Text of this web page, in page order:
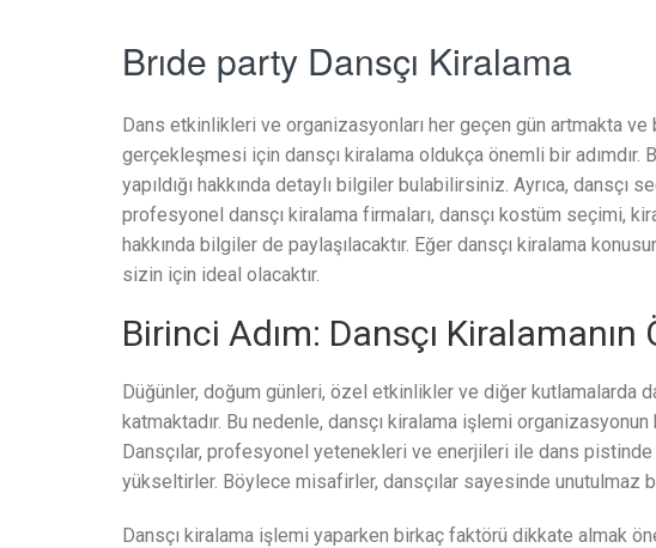
Brıde party Dansçı Kiralama
Dans etkinlikleri ve organizasyonları her geçen gün artmakta ve
gerçekleşmesi için dansçı kiralama oldukça önemli bir adımdır.
yapıldığı hakkında detaylı bilgiler bulabilirsiniz. Ayrıca,
profesyonel dansçı kiralama firmaları, dansçı kostüm seçimi,
hakkında bilgiler de paylaşılacaktır. Eğer dansçı kiralama
sizin için ideal olacaktır.
Birinci Adım: Dansçı Kiralamanın
Düğünler, doğum günleri, özel etkinlikler ve diğer kutlamalarda
katmaktadır. Bu nedenle, dansçı kiralama işlemi organizasyonun
Dansçılar, profesyonel yetenekleri ve enerjileri ile dans
yükseltirler. Böylece misafirler, dansçılar sayesinde unutulmaz
Dansçı kiralama işlemi yaparken birkaç faktörü dikkate almak